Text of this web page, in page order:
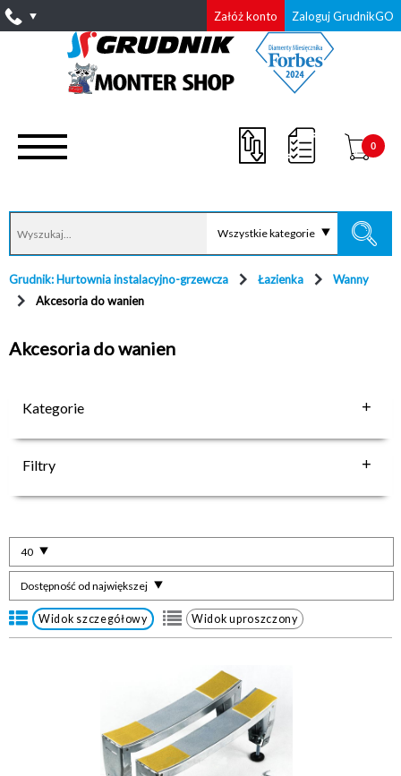
Załóż konto Zaloguj GrudnikGO
Wszystkie kategorie
0
Grudnik: Hurtownia instalacyjno-grzewcza Łazienka
Wanny
Akcesoria do wanien
Akcesoria do wanien
Kategorie
Filtry
Dostępność od największej
40
Widok szczegółowy Widok uproszczony